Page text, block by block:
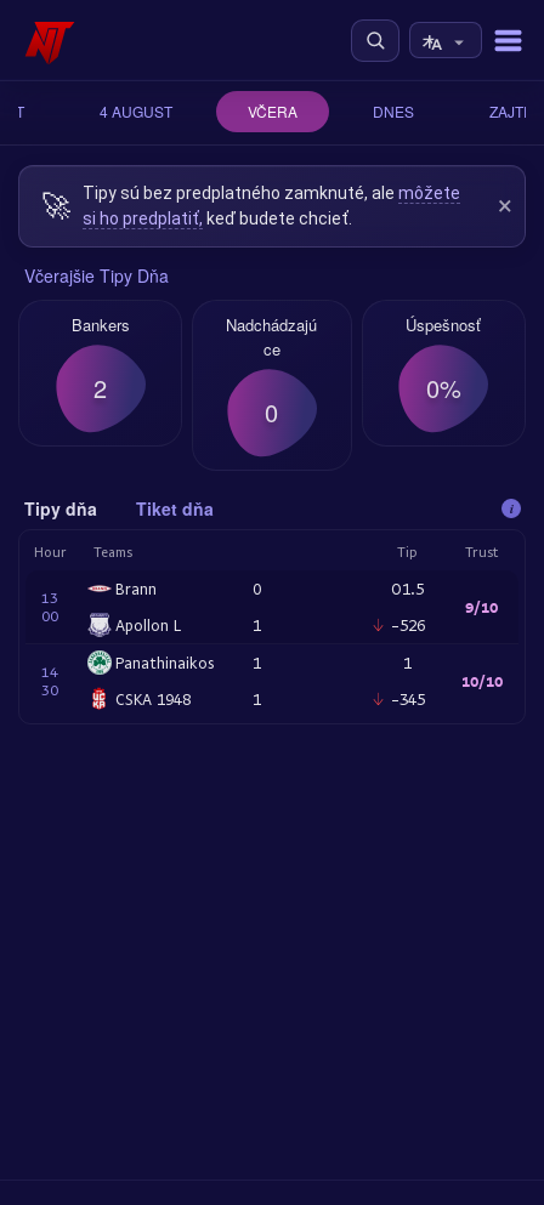
4 AUGUST VČERA DNES ZAJTRA
🚀 Tipy sú bez predplatného zamknuté, ale môžete
si ho predplatiť, keď budete chcieť. ×
Včerajšie Tipy Dňa
Bankers
2
Nadchádzajú
ce
0
Úspešnosť
0%
Tipy dňa Tiket dňa i
1 Výhra domácich
X
Hour Teams Tip Trust
13
00
Brann
Apollon L
0
1
O1.5
-526
9/10
14
30
Panathinaikos
CSKA 1948
1
1
1
-345
10/10